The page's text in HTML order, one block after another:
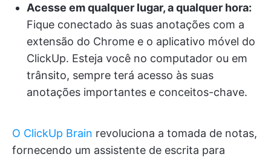
Acesse em qualquer lugar, a qualquer hora:
Fique conectado às suas anotações com a
extensão do Chrome e o aplicativo móvel do
ClickUp. Esteja você no computador ou em
trânsito, sempre terá acesso às suas
anotações importantes e conceitos-chave.
O ClickUp Brain revoluciona a tomada de notas,
fornecendo um assistente de escrita para